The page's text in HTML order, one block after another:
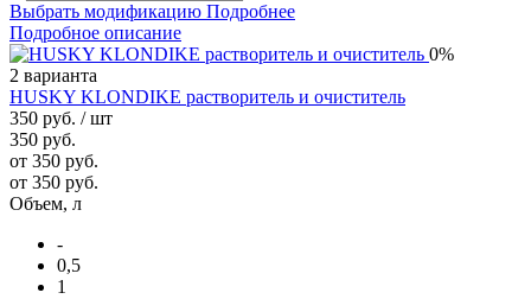
Выбрать модификацию Подробнее
Подробное описание
0%
2 варианта
HUSKY KLONDIKE растворитель и очиститель
350 руб. / шт
350 руб.
от 350 руб.
от 350 руб.
Объем, л
-
0,5
1